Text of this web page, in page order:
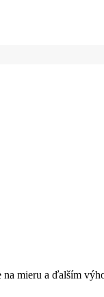
mieru a ďalším